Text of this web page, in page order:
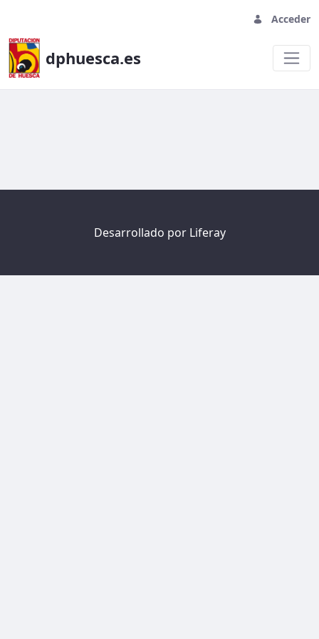
Acceder
dphuesca.es
Desarrollado por Liferay